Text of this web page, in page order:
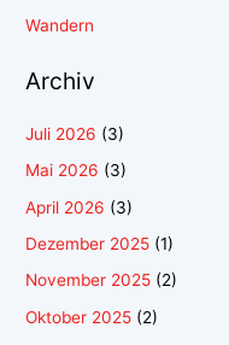
Wandern
Archiv
Juli 2026 (3)
Mai 2026 (3)
April 2026 (3)
Dezember 2025 (1)
November 2025 (2)
Oktober 2025 (2)